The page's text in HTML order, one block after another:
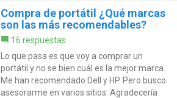
Compra de portátil ¿Qué marcas
son las más recomendables?
16 respuestas
Lo que pasa es que voy a comprar un
portátil y no se bien cuál es la mejor marca.
Me han recomendado Dell y HP. Pero busco
asesorarme en varios sitios. Agradecería